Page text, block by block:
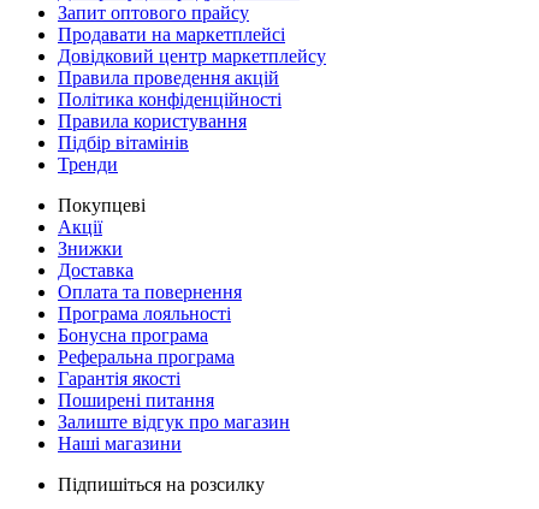
Запит оптового прайсу
Продавати на маркетплейсі
Довідковий центр маркетплейсу
Правила проведення акцій
Політика конфіденційності
Правила користування
Підбір вітамінів
Тренди
Покупцеві
Акції
Знижки
Доставка
Оплата та повернення
Програма лояльності
Бонусна програма
Реферальна програма
Гарантія якості
Поширені питання
Залиште відгук про магазин
Наші магазини
Підпишіться на розсилку